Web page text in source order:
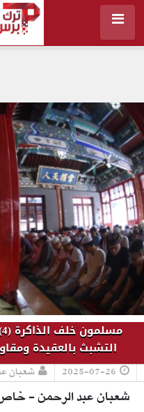
التشبث بالعقيدة
2025-07-26 شعبان
شعبان عبد الرحمن -